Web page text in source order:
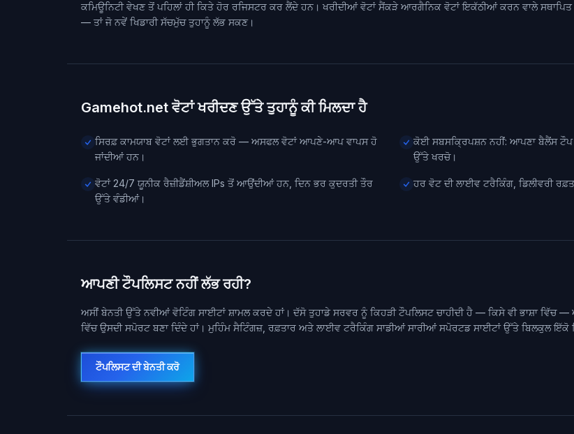
ਕਮਿਊਨਿਟੀ ਵੇਖਣ ਤੋਂ ਪਹਿਲਾਂ ਹੀ ਕਿਤੇ ਹੋਰ ਰਜਿਸਟਰ ਕਰ ਲੈਂਦੇ ਹਨ। ਖਰੀਦੀਆਂ ਵੋਟਾਂ ਸੈਂਕੜੇ ਆਰਗੈਨਿਕ ਵੋਟਾਂ ਇਕੱਠੀਆਂ ਕਰਨ ਵਾਲੇ ਸਥਾਪਿਤ
— ਤਾਂ ਜੋ ਨਵੇਂ ਖਿਡਾਰੀ ਸੱਚਮੁੱਚ ਤੁਹਾਨੂੰ ਲੱਭ ਸਕਣ।
Gamehot.net ਵੋਟਾਂ ਖਰੀਦਣ ਉੱਤੇ ਤੁਹਾਨੂੰ ਕੀ ਮਿਲਦਾ ਹੈ
ਸਿਰਫ਼ ਕਾਮਯਾਬ ਵੋਟਾਂ ਲਈ ਭੁਗਤਾਨ ਕਰੋ — ਅਸਫਲ ਵੋਟਾਂ ਆਪਣੇ-ਆਪ ਵਾਪਸ ਹੋ
ਜਾਂਦੀਆਂ ਹਨ।
ਕੋਈ ਸਬਸਕ੍ਰਿਪਸ਼ਨ ਨਹੀਂ: ਆਪਣਾ ਬੈਲੈਂਸ
ਉੱਤੇ ਖਰਚੋ।
ਵੋਟਾਂ 24/7 ਯੂਨੀਕ ਰੈਜ਼ੀਡੈਂਸ਼ੀਅਲ IPs ਤੋਂ ਆਉਂਦੀਆਂ ਹਨ, ਦਿਨ ਭਰ ਕੁਦਰਤੀ ਤੌਰ
ਉੱਤੇ ਵੰਡੀਆਂ।
ਹਰ ਵੋਟ ਦੀ ਲਾਈਵ ਟਰੈਕਿੰਗ, ਡਿਲੀਵਰੀ
ਆਪਣੀ ਟੌਪਲਿਸਟ ਨਹੀਂ ਲੱਭ ਰਹੀ?
ਅਸੀਂ ਬੇਨਤੀ ਉੱਤੇ ਨਵੀਆਂ ਵੋਟਿੰਗ ਸਾਈਟਾਂ ਸ਼ਾਮਲ ਕਰਦੇ ਹਾਂ। ਦੱਸੋ ਤੁਹਾਡੇ ਸਰਵਰ ਨੂੰ ਕਿਹੜੀ ਟੌਪਲਿਸਟ ਚਾਹੀਦੀ ਹੈ — ਕਿਸੇ ਵੀ ਭਾਸ਼ਾ
ਵਿੱਚ ਉਸਦੀ ਸਪੋਰਟ ਬਣਾ ਦਿੰਦੇ ਹਾਂ। ਮੁਹਿੰਮ ਸੈਟਿੰਗਜ਼, ਰਫ਼ਤਾਰ ਅਤੇ ਲਾਈਵ ਟਰੈਕਿੰਗ ਸਾਡੀਆਂ ਸਾਰੀਆਂ ਸਪੋਰਟਡ ਸਾਈਟਾਂ ਉੱਤੇ ਬਿਲਕੁਲ ਇੱਕੋ
ਟੌਪਲਿਸਟ ਦੀ ਬੇਨਤੀ ਕਰੋ